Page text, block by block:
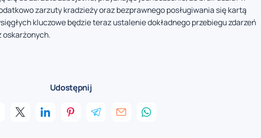
zarzuty kradzieży oraz bezprawnego posługiwania się kartą
kluczowe będzie teraz ustalenie dokładnego przebiegu zdarzeń
oskarżonych.
Udostępnij